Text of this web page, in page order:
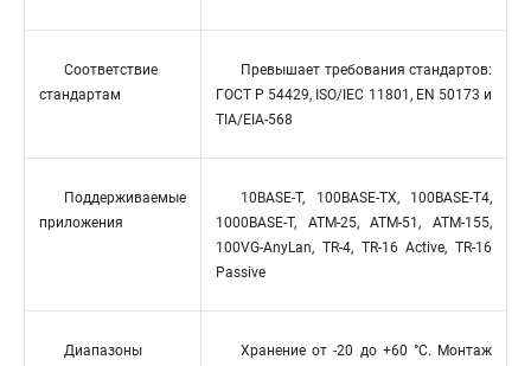
Соответствие
стандартам
Превышает требования стандартов:
ГОСТ Р 54429, ISO/IEC 11801, EN 50173 и
TIA/EIA-568
Поддерживаемые
приложения
10BASE-T, 100BASE-TX, 100BASE-T4,
1000BASE-T, ATM-25, ATM-51, ATM-155,
100VG-AnyLan, TR-4, TR-16 Active, TR-16
Passive
Диапазоны
Хранение от -20 до +60 °C. Монтаж